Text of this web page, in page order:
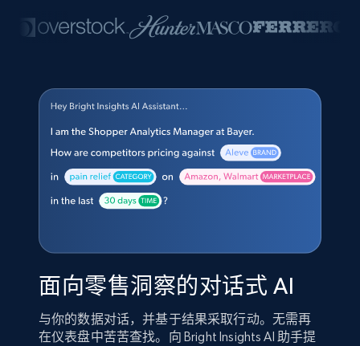
面向零售洞察的对话式 AI
与你的数据对话，并基于结果采取行动。无需再
在仪表盘中苦苦查找。向 Bright Insights AI 助手提